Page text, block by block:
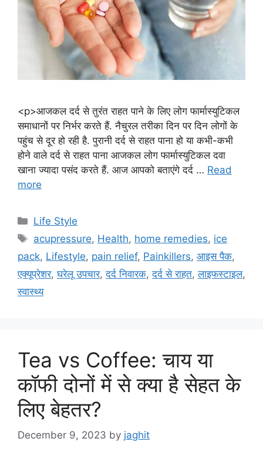
<p>आजकल दर्द से तुरंत राहत पाने के लिए लोग फार्मास्युटिकल
समाधानों पर निर्भर करते हैं. नैचुरल तरीका दिन पर दिन लोगों के
पहुंच से दूर हो रही है. पुरानी दर्द से राहत पाना हो या कभी-कभी
होने वाले दर्द से राहत पाना आजकल लोग फार्मास्युटिकल दवा
खाना ज्यादा पसंद करते हैं. आज आपको बताएंगे दर्द … Read
more
C
e
g
o
Life Style
T
a
s
acupressure, Health, home remedies, ice
pack, Lifestyle, pain relief, Painkillers, आइस पैक,
एक्यूप्रेशर,घरेलू उपचार,दर्द निवारक,दर्द से राहत,लाइफस्टाइल,
स्वास्थ्य
Tea vs Coffee: चाय या
कॉफी दोनों में से क्या है सेहत के
लिए बेहतर?
December 9, 2023 by jaghit